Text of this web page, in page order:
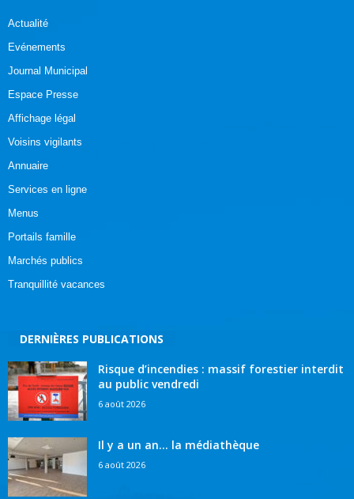
Actualité
Evénements
Journal Municipal
Espace Presse
Affichage légal
Voisins vigilants
Annuaire
Services en ligne
Menus
Portails famille
Marchés publics
Tranquillité vacances
DERNIÈRES PUBLICATIONS
Risque d’incendies : massif forestier interdit
au public vendredi
6 août 2026
Il y a un an… la médiathèque
6 août 2026